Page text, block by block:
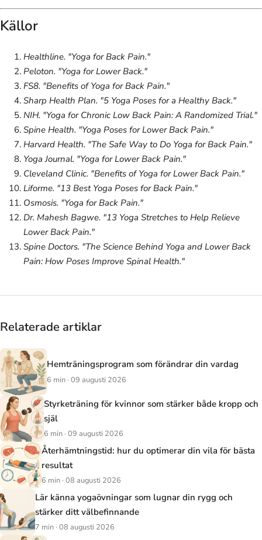
Källor
Healthline. "Yoga for Back Pain."
Peloton. "Yoga for Lower Back."
FS8. "Benefits of Yoga for Back Pain."
Sharp Health Plan. "5 Yoga Poses for a Healthy Back."
NIH. "Yoga for Chronic Low Back Pain: A Randomized Trial."
Spine Health. "Yoga Poses for Lower Back Pain."
Harvard Health. "The Safe Way to Do Yoga for Back Pain."
Yoga Journal. "Yoga for Lower Back Pain."
Cleveland Clinic. "Benefits of Yoga for Lower Back Pain."
Liforme. "13 Best Yoga Poses for Back Pain."
Osmosis. "Yoga for Back Pain."
Dr. Mahesh Bagwe. "13 Yoga Stretches to Help Relieve
Lower Back Pain."
Spine Doctors. "The Science Behind Yoga and Lower Back
Pain: How Poses Improve Spinal Health."
Relaterade artiklar
Hemträningsprogram som förändrar din vardag
6 min · 09 augusti 2026
Styrketräning för kvinnor som stärker både kropp och
själ
6 min · 09 augusti 2026
Återhämtningstid: hur du optimerar din vila för bästa
resultat
6 min · 08 augusti 2026
Lär känna yogaövningar som lugnar din rygg och
stärker ditt välbefinnande
7 min · 08 augusti 2026